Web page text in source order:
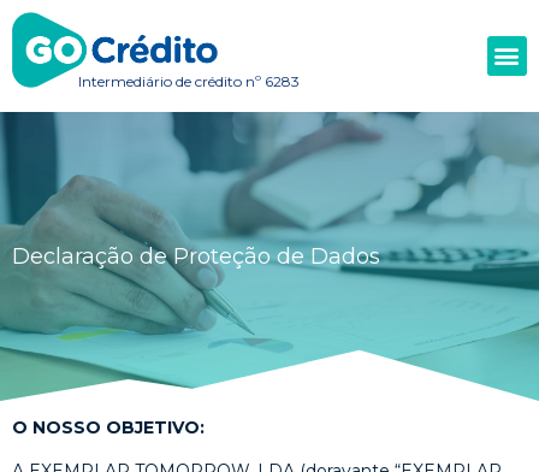
Intermediário de crédito nº 6283
Declaração de Proteção de Dados
O NOSSO OBJETIVO: